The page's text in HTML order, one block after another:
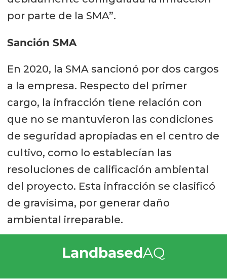
por parte de la SMA”.
Sanción SMA
En 2020, la SMA sancionó por dos cargos
a la empresa. Respecto del primer
cargo, la infracción tiene relación con
que no se mantuvieron las condiciones
de seguridad apropiadas en el centro de
cultivo, como lo establecían las
resoluciones de calificación ambiental
del proyecto. Esta infracción se clasificó
de gravísima, por generar daño
ambiental irreparable.
LandbasedAQ